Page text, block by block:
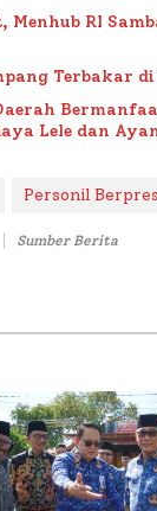
RI
Terbakar
Lele dan
Personil
Sumber Berita